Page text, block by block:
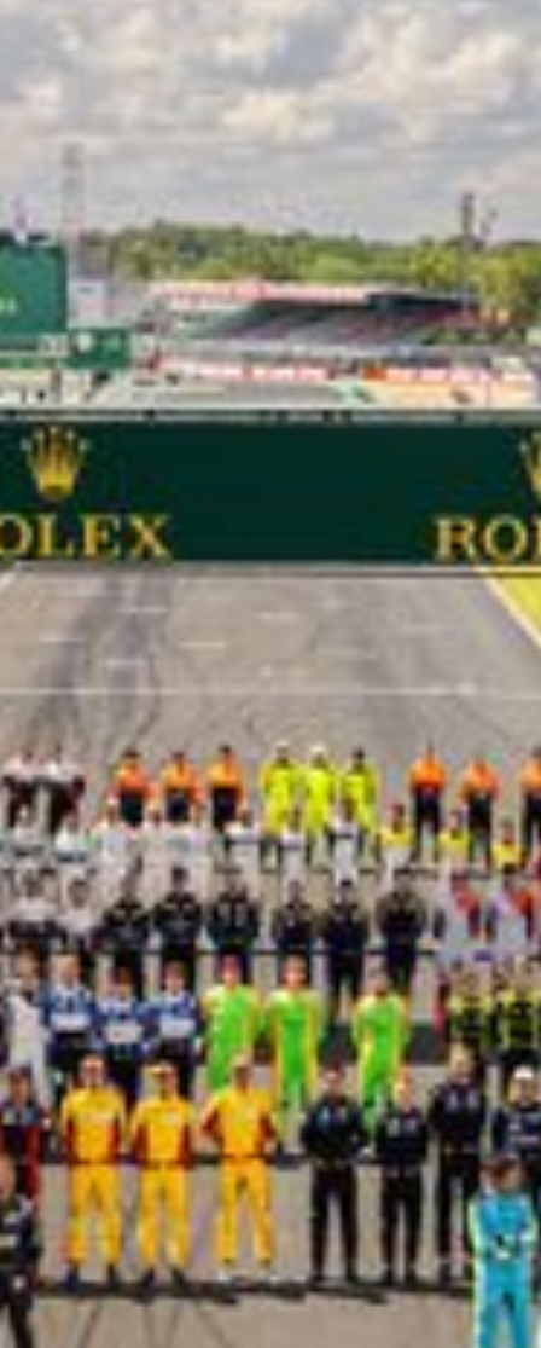
LES CATÉGORIES
PALMARÈS
HOSPITALITÉS
DÉVELOPPEMENT DURABLE
PARTENAIRES
NEWSLETTER